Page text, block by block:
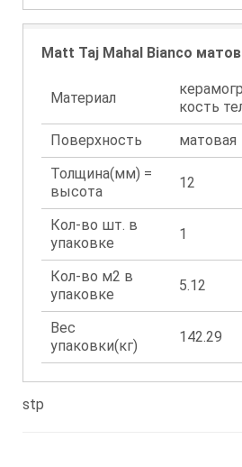
Matt Taj Mahal Bianco
Материал
кость
Поверхность
матовая
Толщина(мм) =
высота
12
Кол-во шт. в
упаковке
1
Кол-во м2 в
упаковке
5.12
Вес
упаковки(кг)
142.29
stp